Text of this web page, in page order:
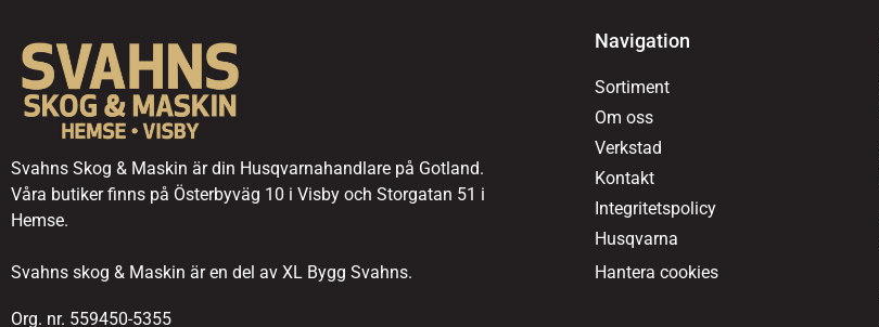
Svahns Skog & Maskin är din Husqvarnahandlare på Gotland.
Våra butiker finns på Österbyväg 10 i Visby och Storgatan 51 i
Hemse.
Svahns skog & Maskin är en del av XL Bygg Svahns.
Org. nr. 559450-5355
Navigation
Sortiment
Om oss
Verkstad
Kontakt
Integritetspolicy
Husqvarna
Hantera cookies